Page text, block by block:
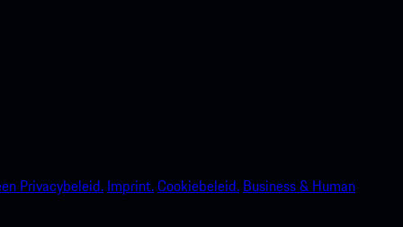
Privacybeleid. Imprint.Cookiebeleid. Business & Human